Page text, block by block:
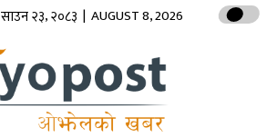
साउन२३,२०८३ | AUGUST 8, 2026